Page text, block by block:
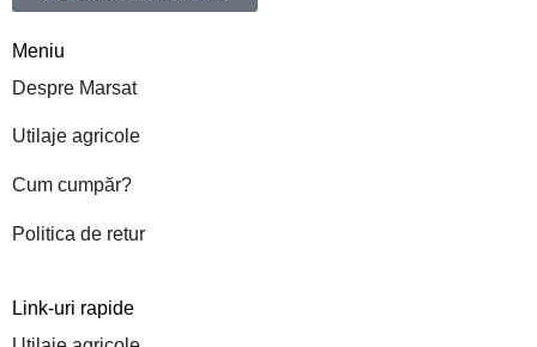
Meniu
Despre Marsat
Utilaje agricole
Cum cumpăr?
Politica de retur
Link-uri rapide